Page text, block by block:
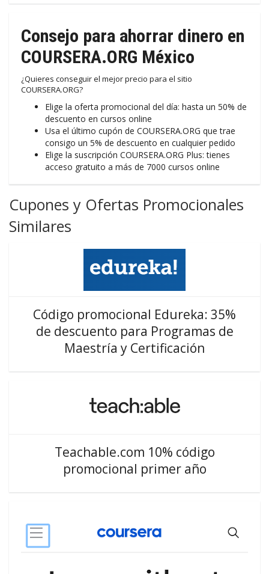
Consejo para ahorrar dinero en
COURSERA.ORG México
¿Quieres conseguir el mejor precio para el sitio
COURSERA.ORG?
Elige la oferta promocional del día: hasta un 50% de
descuento en cursos online
Usa el último cupón de COURSERA.ORG que trae
consigo un 5% de descuento en cualquier pedido
Elige la suscripción COURSERA.ORG Plus: tienes
acceso gratuito a más de 7000 cursos online
Cupones y Ofertas Promocionales
Similares
Código promocional Edureka: 35%
de descuento para Programas de
Maestría y Certificación
Teachable.com 10% código
promocional primer año